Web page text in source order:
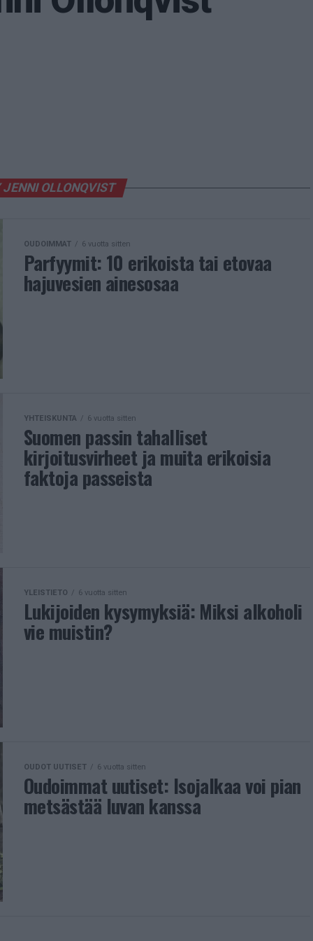
JENNI OLLONQVIST
OUDOIMMAT 6 vuotta sitten
Parfyymit: 10 erikoista tai etovaa
hajuvesien ainesosaa
YHTEISKUNTA 6 vuotta sitten
Suomen passin tahalliset
kirjoitusvirheet ja muita erikoisia
faktoja passeista
YLEISTIETO 6 vuotta sitten
Lukijoiden kysymyksiä: Miksi alkoholi
vie muistin?
OUDOT UUTISET 6 vuotta sitten
Oudoimmat uutiset: Isojalkaa voi pian
metsästää luvan kanssa